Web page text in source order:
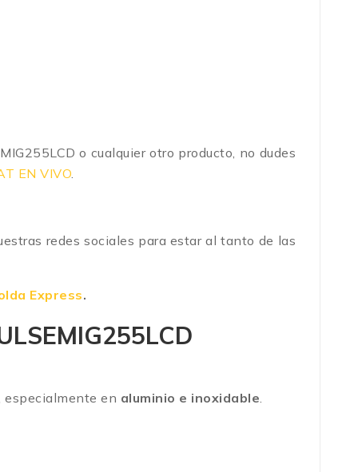
o cualquier otro producto, no dudes
EN VIVO.
redes sociales para estar al tanto de las
Express.
especialmente en aluminio e inoxidable.